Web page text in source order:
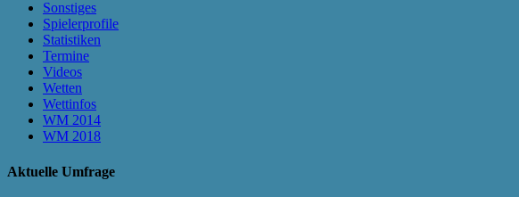
Sonstiges
Spielerprofile
Statistiken
Termine
Videos
Wetten
Wettinfos
WM 2014
WM 2018
Aktuelle Umfrage